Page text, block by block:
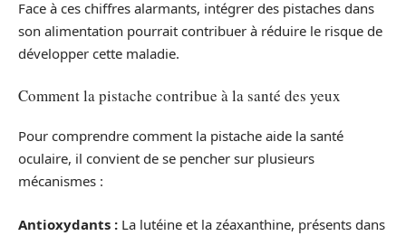
Face à ces chiffres alarmants, intégrer des pistaches dans
son alimentation pourrait contribuer à réduire le risque de
développer cette maladie.
Comment la pistache contribue à la santé des yeux
Pour comprendre comment la pistache aide la santé
oculaire, il convient de se pencher sur plusieurs
mécanismes :
Antioxydants : La lutéine et la zéaxanthine, présents dans